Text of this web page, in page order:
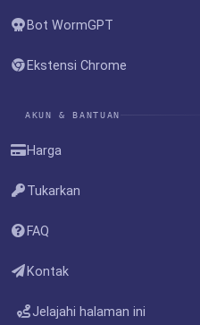
Bot WormGPT
Ekstensi Chrome
AKUN & BANTUAN
Harga
Tukarkan
FAQ
Kontak
Jelajahi halaman ini